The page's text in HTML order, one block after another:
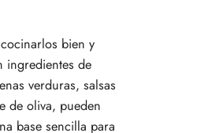
bien y
ingredientes de
verduras, salsas
de oliva, pueden
base sencilla para